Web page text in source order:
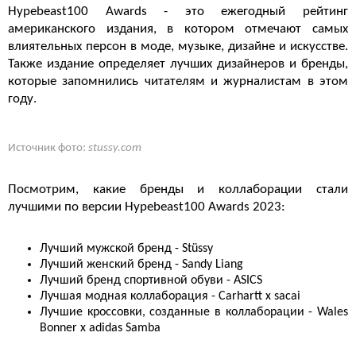
Hypebeast100 Awards - это ежегодный рейтинг
американского издания, в котором отмечают самых
влиятельных персон в моде, музыке, дизайне и искусстве.
Также издание определяет лучших дизайнеров и бренды,
которые запомнились читателям и журналистам в этом
году.
Источник фото: stussy.com
Посмотрим, какие бренды и коллаборации стали
лучшими по версии Hypebeast100 Awards 2023:
Лучший мужской бренд - Stüssy
Лучший женский бренд - Sandy Liang
Лучший бренд спортивной обуви - ASICS
Лучшая модная коллаборация - Carhartt х sacai
Лучшие кроссовки, созданные в коллаборации - Wales
Bonner х adidas Samba